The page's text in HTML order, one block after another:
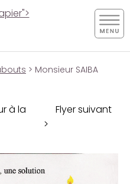
> Monsieur SAIBA
à la
Flyer suivant
>